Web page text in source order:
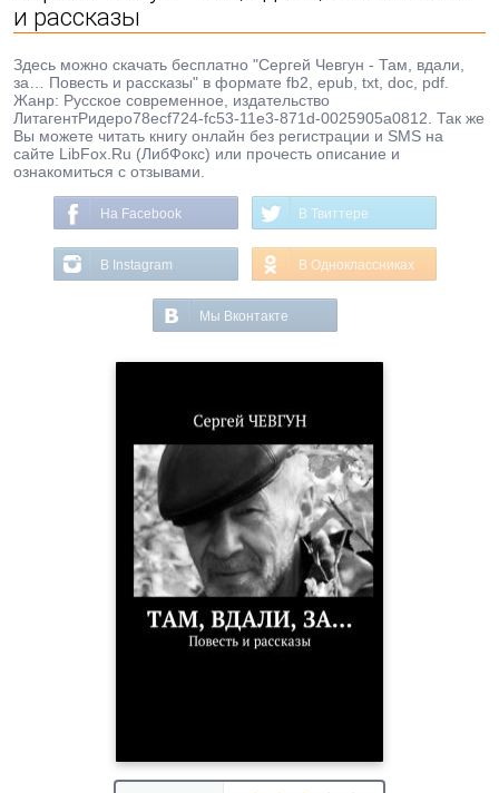
и рассказы
Здесь можно скачать бесплатно "Сергей Чевгун - Там, вдали,
за… Повесть и рассказы" в формате fb2, epub, txt, doc, pdf.
Жанр: Русское современное, издательство
ЛитагентРидеро78ecf724-fc53-11e3-871d-0025905a0812. Так же
Вы можете читать книгу онлайн без регистрации и SMS на
сайте LibFox.Ru (ЛибФокс) или прочесть описание и
ознакомиться с отзывами.
На Facebook В Твиттере
В Instagram В Одноклассниках
Мы Вконтакте